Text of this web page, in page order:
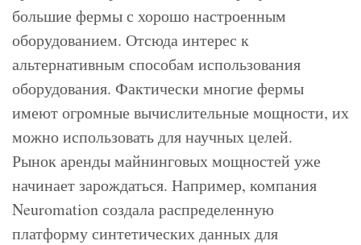
большие фермы с хорошо настроенным
оборудованием. Отсюда интерес к
альтернативным способам использования
оборудования. Фактически многие фермы
имеют огромные вычислительные мощности, их
можно использовать для научных целей.
Рынок аренды майнинговых мощностей уже
начинает зарождаться. Например, компания
Neuromation создала распределенную
платформу синтетических данных для